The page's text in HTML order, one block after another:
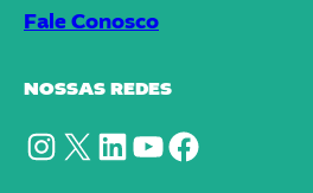
Fale Conosco
NOSSAS REDES
Instagram X LinkedIn YouTube Facebook